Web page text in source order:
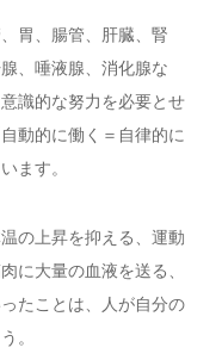
胃、腸管、肝臓、腎
、唾液腺、消化腺な
識的な努力を必要とせ
動的に働く＝自律的に
ます。
の上昇を抑える、運動
に大量の血液を送る、
たことは、人が自分の
。